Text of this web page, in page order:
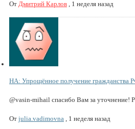
От Дмитрий Карлов , 1 неделя назад
НА: Упрощённое получение гражданства
@vasin-mihail спасибо Вам за уточнение!
От julia.vadimovna , 1 неделя назад